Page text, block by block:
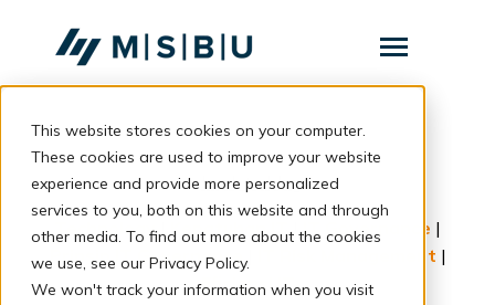
This website stores cookies on your computer.
These cookies are used to improve your website
experience and provide more personalized
services to you, both on this website and through
other media. To find out more about the cookies
we use, see our Privacy Policy.
We won't track your information when you visit
Toggle
Layanan Toggle
children
Layanan
Komunitas
Tentang
Resources Toggle
children
back to blog
Technology| Kepatuhan IT |IT Governance |
Prinsip IT Governance| IT Risk Management |
Efisiensi IT